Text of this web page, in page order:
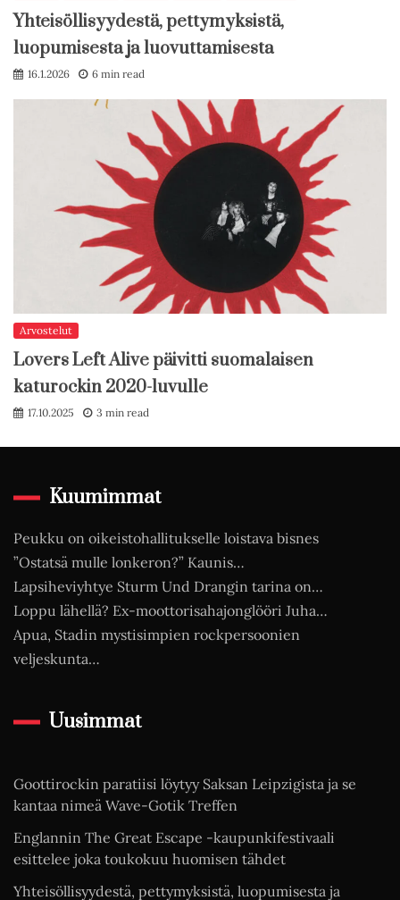
Yhteisöllisyydestä, pettymyksistä,
luopumisesta ja luovuttamisesta
16.1.2026 6 min read
Arvostelut
Lovers Left Alive päivitti suomalaisen
katurockin 2020-luvulle
17.10.2025 3 min read
Kuumimmat
Peukku on oikeistohallitukselle loistava bisnes
”Ostatsä mulle lonkeron?” Kaunis…
Lapsiheviyhtye Sturm Und Drangin tarina on…
Loppu lähellä? Ex-moottorisahajonglööri Juha…
Apua, Stadin mystisimpien rockpersoonien
veljeskunta…
Uusimmat
Goottirockin paratiisi löytyy Saksan Leipzigista ja se
kantaa nimeä Wave-Gotik Treffen
Englannin The Great Escape -kaupunkifestivaali
esittelee joka toukokuu huomisen tähdet
Yhteisöllisyydestä, pettymyksistä, luopumisesta ja